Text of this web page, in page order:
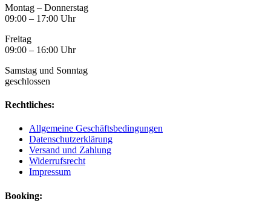
Montag – Donnerstag
09:00 – 17:00 Uhr
Freitag
09:00 – 16:00 Uhr
Samstag und Sonntag
geschlossen
Rechtliches:
Allgemeine Geschäftsbedingungen
Datenschutzerklärung
Versand und Zahlung
Widerrufsrecht
Impressum
Booking: